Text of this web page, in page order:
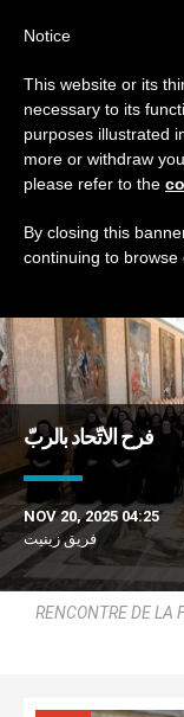
TAG
DERNIÈRES
فرح الاتّحاد بالربّ
NOV 20, 2025 04:25
فريق زينيت
RENCONTRE DE LA
Notice
This website or its
necessary to its
purposes illustrated
more or withdraw
please refer to the
By closing this
continuing to browse